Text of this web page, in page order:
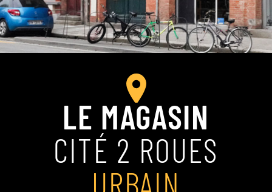
LE MAGASIN
CITÉ 2 ROUES
URBAIN